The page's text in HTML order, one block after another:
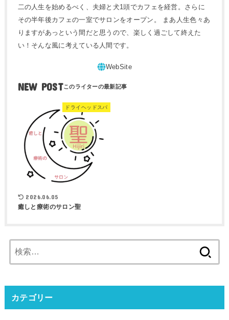
二の人生を始めるべく、夫婦と犬1頭でカフェを経営。さらに
その半年後カフェの一室でサロンをオープン。 まあ人生色々あ
りますがあっという間だと思うので、楽しく過ごして終えた
い！そんな風に考えている人間です。
NEW POST
ドライヘッドスパ
2026.06.05
癒しと療術のサロン聖
索:
カテゴリー